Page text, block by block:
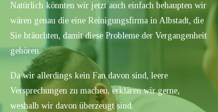
Natürlich könnten wir jetzt auch einfach behaupten wir
wären genau die eine Reinigungsfirma in Albstadt, die
Sie bräuchten, damit diese Probleme der Vergangenheit
gehören.
Da wir allerdings kein Fan davon sind, leere
Versprechungen zu machen, erklären wir gerne,
weshalb wir davon überzeugt sind.